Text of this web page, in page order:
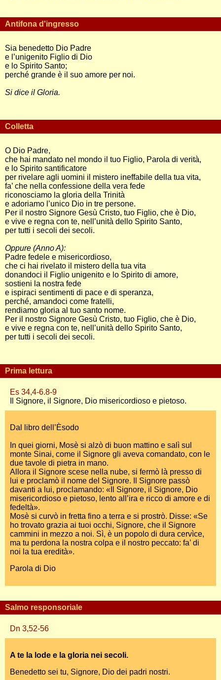
Antifona d'ingresso
Sia benedetto Dio Padre
e l’unigenito Figlio di Dio
e lo Spirito Santo;
perché grande è il suo amore per noi.
Si dice il Gloria.
Colletta
O Dio Padre,
che hai mandato nel mondo il tuo Figlio, Parola di verità,
e lo Spirito santificatore
per rivelare agli uomini il mistero ineffabile della tua vita,
fa’ che nella confessione della vera fede
riconosciamo la gloria della Trinità
e adoriamo l’unico Dio in tre persone.
Per il nostro Signore Gesù Cristo, tuo Figlio, che è Dio,
e vive e regna con te, nell’unità dello Spirito Santo,
per tutti i secoli dei secoli.
Oppure (Anno A):
Padre fedele e misericordioso,
che ci hai rivelato il mistero della tua vita
donandoci il Figlio unigenito e lo Spirito di amore,
sostieni la nostra fede
e ispiraci sentimenti di pace e di speranza,
perché, amandoci come fratelli,
rendiamo gloria al tuo santo nome.
Per il nostro Signore Gesù Cristo, tuo Figlio, che è Dio,
e vive e regna con te, nell’unità dello Spirito Santo,
per tutti i secoli dei secoli.
Prima lettura
Es 34,4-6.8-9
Il Signore, il Signore, Dio misericordioso e pietoso.
Dal libro dell’Èsodo
In quei giorni, Mosè si alzò di buon mattino e salì sul
monte Sinai, come il Signore gli aveva comandato, con le
due tavole di pietra in mano.
Allora il Signore scese nella nube, si fermò là presso di
lui e proclamò il nome del Signore. Il Signore passò
davanti a lui, proclamando: «Il Signore, il Signore, Dio
misericordioso e pietoso, lento all’ira e ricco di amore e di
fedeltà».
Mosè si curvò in fretta fino a terra e si prostrò. Disse: «Se
ho trovato grazia ai tuoi occhi, Signore, che il Signore
cammini in mezzo a noi. Sì, è un popolo di dura cervìce,
ma tu perdona la nostra colpa e il nostro peccato: fa’ di
noi la tua eredità».
Parola di Dio
Salmo responsoriale
Dn 3,52-56
A te la lode e la gloria nei secoli.
Benedetto sei tu, Signore, Dio dei padri nostri.